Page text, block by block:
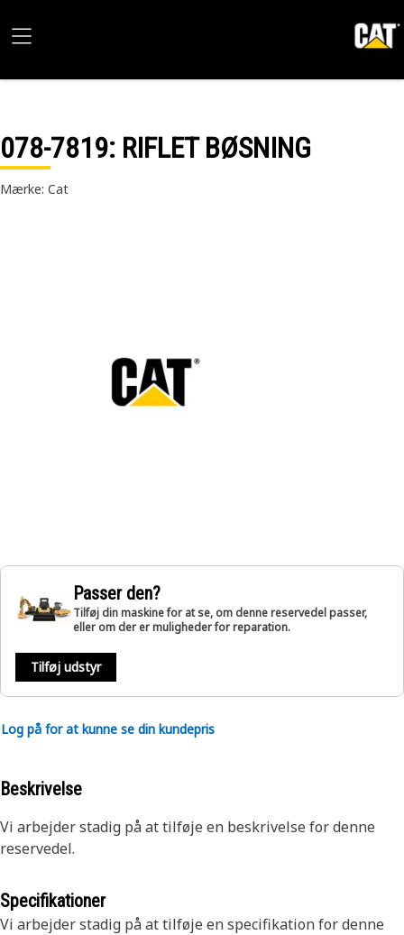
078-7819: RIFLET BØSNING
Mærke: Cat
Passer den?
Tilføj din maskine for at se, om denne reservedel passer,
eller om der er muligheder for reparation.
Tilføj udstyr
Log på for at kunne se din kundepris
Beskrivelse
Vi arbejder stadig på at tilføje en beskrivelse for denne
reservedel.
Specifikationer
Vi arbejder stadig på at tilføje en specifikation for denne